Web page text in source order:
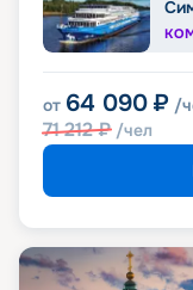
от 64 090 ₽ /
71 212₽ /чел